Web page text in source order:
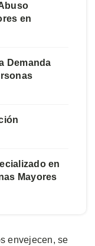
en
Demanda
en
Mayores
envejecen, se